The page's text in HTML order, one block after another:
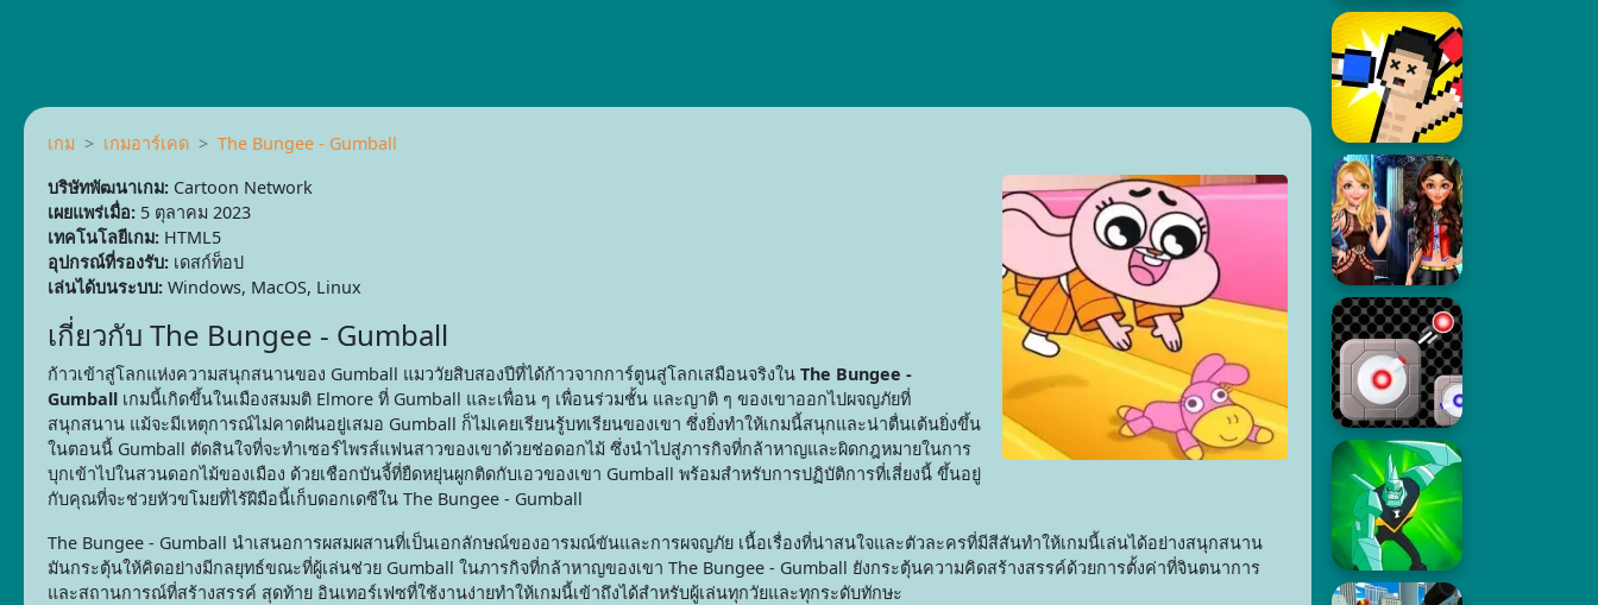
เกม เกมอาร์เคด
The Bungee - Gumball
บริษัทพัฒนาเกม: Cartoon Network
เผยแพร่เมื่อ: 5 ตุลาคม 2023
เทคโนโลยีเกม: HTML5
อุปกรณ์ที่รองรับ: เดสก์ท็อป
เล่นได้บนระบบ: Windows, MacOS, Linux
เกี่ยวกับ The Bungee - Gumball
ก้าวเข้าสู่โลกแห่งความสนุกสนานของ Gumball แมววัยสิบสองปีที่ได้ก้าวจากการ์ตูนสู่โลกเสมือนจริงใน The Bungee -
Gumball เกมนี้เกิดขึ้นในเมืองสมมติ Elmore ที่ Gumball และเพื่อน ๆ เพื่อนร่วมชั้น และญาติ ๆ ของเขาออกไปผจญภัยที่
สนุกสนาน แม้จะมีเหตุการณ์ไม่คาดฝันอยู่เสมอ Gumball ก็ไม่เคยเรียนรู้บทเรียนของเขา ซึ่งยิ่งทำให้เกมนี้สนุกและน่าตื่นเต้นยิ่งขึ้น
ในตอนนี้ Gumball ตัดสินใจที่จะทำเซอร์ไพรส์แฟนสาวของเขาด้วยช่อดอกไม้ ซึ่งนำไปสู่ภารกิจที่กล้าหาญและผิดกฎหมายในการ
บุกเข้าไปในสวนดอกไม้ของเมือง ด้วยเชือกบันจี้ที่ยืดหยุ่นผูกติดกับเอวของเขา Gumball พร้อมสำหรับการปฏิบัติการที่เสี่ยงนี้ ขึ้นอยู่
กับคุณที่จะช่วยหัวขโมยที่ไร้ฝีมือนี้เก็บดอกเดซีใน The Bungee - Gumball
The Bungee - Gumball นำเสนอการผสมผสานที่เป็นเอกลักษณ์ของอารมณ์ขันและการผจญภัย เนื้อเรื่องที่น่าสนใจและตัวละครที่มีสีสันทำให้เกมนี้เล่นได้อย่างสนุกสนาน
มันกระตุ้นให้คิดอย่างมีกลยุทธ์ขณะที่ผู้เล่นช่วย Gumball ในภารกิจที่กล้าหาญของเขา The Bungee - Gumball ยังกระตุ้นความคิดสร้างสรรค์ด้วยการตั้งค่าที่จินตนาการ
และสถานการณ์ที่สร้างสรรค์ สุดท้าย อินเทอร์เฟซที่ใช้งานง่ายทำให้เกมนี้เข้าถึงได้สำหรับผู้เล่นทุกวัยและทุกระดับทักษะ